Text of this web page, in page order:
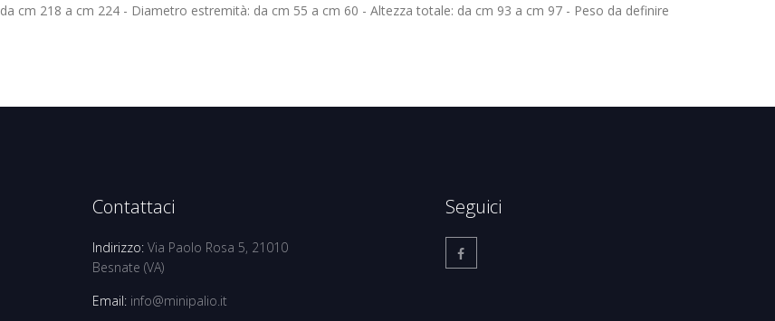
cm 218 a cm 224 - Diametro estremità: da cm 55 a cm 60 - Altezza totale: da cm 93 a cm 97 - Peso da definire
Contattaci
Indirizzo: Via Paolo Rosa 5, 21010
Besnate (VA)
Email: info@minipalio.it
Seguici